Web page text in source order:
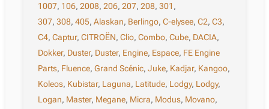
1007, 106,2008,206,207,208,301 ,
307,308,405,Alaskan, Berlingo,C-elysee,C2,C3,
C4,Captur,CITROËN,Clio,Combo,Cube, DACIA,
Dokker, Duster, Duster, Engine, Espace, FE Engine
Parts, Fluence,Grand Scénic,Juke, Kadjar, Kangoo,
Koleos, Kubistar, Laguna, Latitude, Lodgy, Lodgy,
Logan, Master, Megane, Micra, Modus, Movano,